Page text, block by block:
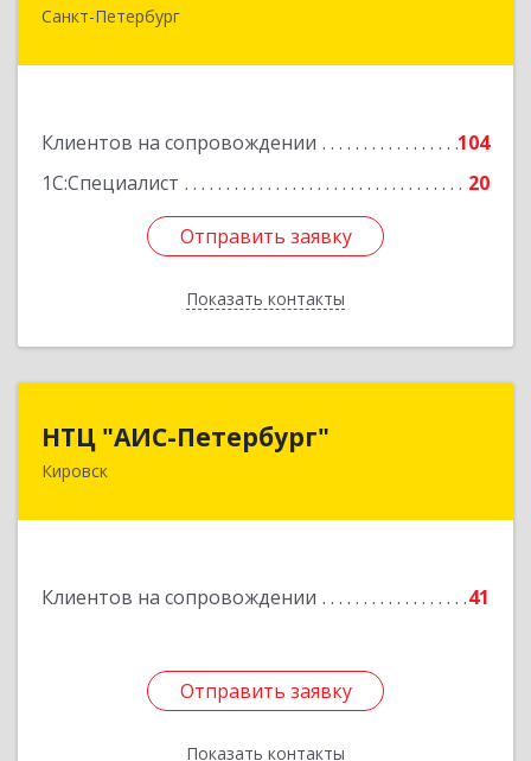
Санкт-Петербург
Клиентов на сопровождении
104
1С:Специалист
20
Отправить заявку
Показать контакты
191024, Санкт-Петербург г, Тележная ул, дом №
Отправить заявку
Назад
НТЦ "АИС-Петербург"
Кировск
Клиентов на сопровождении 41
Отправить заявку
Показать контакты
НТЦ "АИС-Петербург"
187342, Ленинградская обл, Кировск г, р-н
Отправить заявку
Назад